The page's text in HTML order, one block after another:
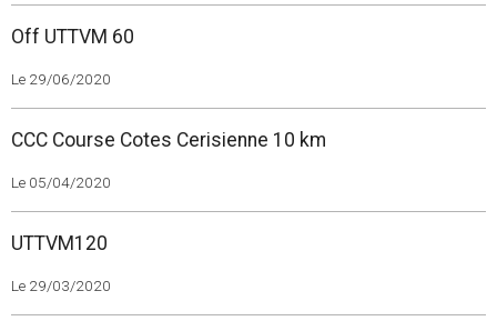
Off UTTVM 60
Le 29/06/2020
CCC Course Cotes Cerisienne 10 km
Le 05/04/2020
UTTVM120
Le 29/03/2020